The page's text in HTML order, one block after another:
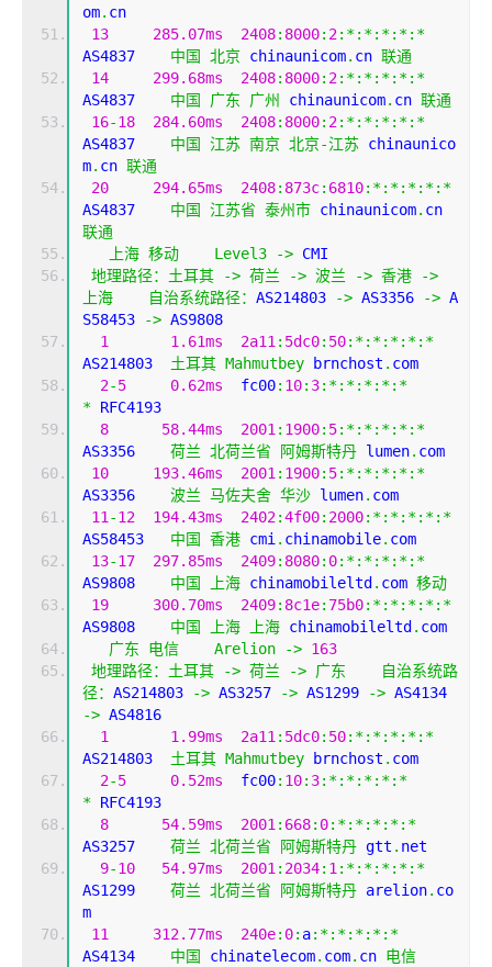
om. cn
13
285.07ms 2408: 8000: 2:*:*:*:*:*
AS4837 中国 北京 chinaunicom. cn 联通
14
299.68ms 2408: 8000: 2:*:*:*:*:*
AS4837 中国 广东 广州 chinaunicom. cn 联通
16-18 284.60ms 2408: 8000: 2:*:*:*:*:*
AS4837 中国 江苏 南京 北京-江苏 chinaunico
m. cn 联通
20
294.65ms 2408: 873c: 6810:*:*:*:*:*
AS4837 中国 江苏省 泰州市 chinaunicom.
联通
上海 移动 Level3 -> CMI
地理路径：土耳其
-> 荷兰 -> 波兰 -> 香港
->
上海
自治系统路径： AS214803 -> AS3356 -> A
S58453
-> AS9808
1
1.61ms 2a11 : 5dc0: 50:*:*:*:*:*
AS214803 土耳其 Mahmutbey brnchost . com
2-5 0.62ms
  fc00
: 10: 3:*:*:*:*:*
* RFC4193
8
58.44ms 2001 : 1900: 5:*:*:*:*:*
AS3356 荷兰 北荷兰省 阿姆斯特丹 lumen. com
10
193.46ms 2001 : 1900: 5:*:*:*:*:*
AS3356 波兰 马佐夫舍 华沙 lumen. com
11 -12 194.43ms 2402:4f00: 2000:*:*:*:*:*
AS58453 中国 香港 cmi . chinamobile. com
13-17 297.85ms 2409: 8080: 0:*:*:*:*:*
AS9808 中国 上海 chinamobileltd . com 移动
19
300.70ms 2409: 8c1e: 75b0:*:*:*:*:*
AS9808 中国 上海 上海 chinamobileltd . com
广东
电信 Arelion -> 163
地理路径：土耳其
-> 荷兰 -> 广东
自治系统路
径： AS214803 -> AS3257 -> AS1299 ->
-> AS4816
1
1.99ms 2a11 : 5dc0: 50:*:*:*:*:*
AS214803 土耳其 Mahmutbey brnchost . com
2-5 0.52ms
  fc00
: 10: 3:*:*:*:*:*
* RFC4193
8
54.59ms 2001 : 668: 0:*:*:*:*:*
AS3257 荷兰 北荷兰省 阿姆斯特丹 gtt . net
9-10 54.97ms 2001 : 2034: 1 :*:*:*:*:*
AS1299 荷兰 北荷兰省 阿姆斯特丹 arelion. co
m
11
312.77ms 240e: 0: a:*:*:*:*:*
AS4134 中国 chinatelecom. com. cn 电信